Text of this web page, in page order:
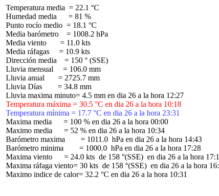
Temperatura media  = 22.1 °C
Humedad media      = 81 %
Punto rocío medio  = 18.1 °C
Media barómetro    = 1008.2 hPa
Media viento       = 11.0 kts
Media ráfagas     = 10.9 kts
Dirección media    = 150 ° (SSE)
Lluvia mensual     = 106.0 mm
Lluvia anual       = 2725.7 mm
Lluvia Días        = 34.8 mm
Temperatura máxima = 30.5 °C en dia 26 a la hora 10:18
Temperatura mínima = 17.7 °C en dia 26 a la hora 23:31
Maxima media      = 100 % en dia 26 a la hora 00:00
Maximo media      = 52 % en dia 26 a la hora 10:34
Barómetro maxima        = 1011.0  hPa en dia 26 a la hora 14:43
Barómetro minima        = 1000.0  hPa en dia 26 a la hora 17:28
Maxima viento      = 24.0 kts  de 158 °(SSE)  en dia 26 a la hora
Maxima ráfaga viento= 30 kts  de 158 °(SSE)  en dia 26 a la hora
Maximo indice de calor= 32.2 °C en dia 26 a la hora 10:31